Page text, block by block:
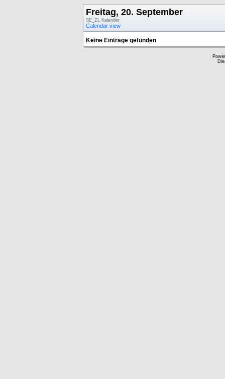
Freitag, 20. September
SE_ZL Kalender
Calendar view
Keine Einträge gefunden